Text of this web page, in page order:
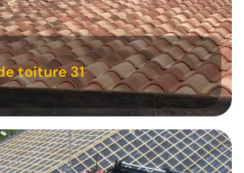
toiture 31